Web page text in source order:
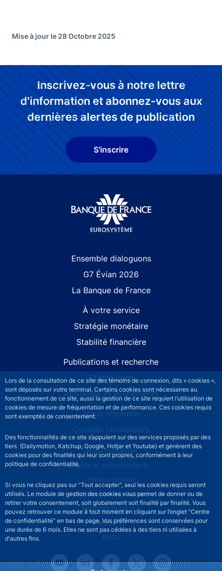
Lors de la consultation de ce site des témoins de connexion, dits « cookies »,
sont déposés sur votre terminal. Certains cookies sont nécessaires au
fonctionnement de ce site, aussi la gestion de ce site requiert l’utilisation de
cookies de mesure de fréquentation et de performance. Ces cookies requis
sont exemptés de consentement.
Des fonctionnalités de ce site s’appuient sur des services proposés par des
tiers (Dailymotion, Katchup, Google, Hotjar et Youtube) et génèrent des
cookies pour des finalités qui leur sont propres, conformément à leur
politique de confidentialité.
Si vous ne cliquez pas sur "Tout accepter", seul les cookies requis seront
utilisés. Le module de gestion des cookies vous permet de donner ou de
retirer votre consentement, soit globalement soit finalité par finalité. Vous
pouvez retrouver ce module à tout moment en cliquant sur l’onglet "Centre
de confidentialité" en bas de page. Vos préférences sont conservées pour
une durée de 6 mois. Elles ne sont pas cédées à des tiers ni utilisées à
d'autres fins.
Mise à jour le 28 Octobre 2025
Inscrivez-vous à notre lettre
d'information et abonnez-vous aux
dernières alertes de publication
S'inscrire
Ensemble dialoguons
G7 Évian 2026
La Banque de France
À votre service
Stratégie monétaire
Stabilité financière
Publications et recherche
Statistiques
Actualités et événements
Nous rejoindre
Comités consultatifs
Footer secondary menuNous contacter
Sourds et malentendants
Espace presse
La direction des Achats
Services Publics +
Glossaire
FAQs